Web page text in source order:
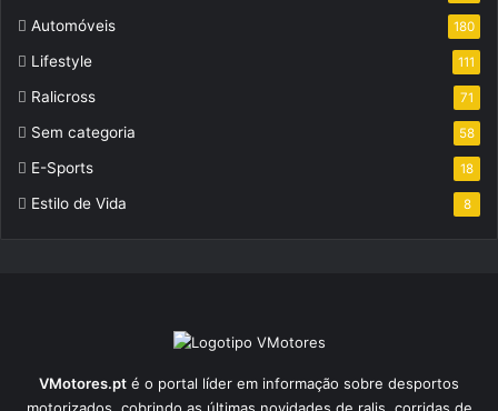
Automóveis 180
Lifestyle 111
Ralicross 71
Sem categoria 58
E-Sports 18
Estilo de Vida 8
VMotores.pt é o portal líder em informação sobre desportos
motorizados, cobrindo as últimas novidades de ralis, corridas de